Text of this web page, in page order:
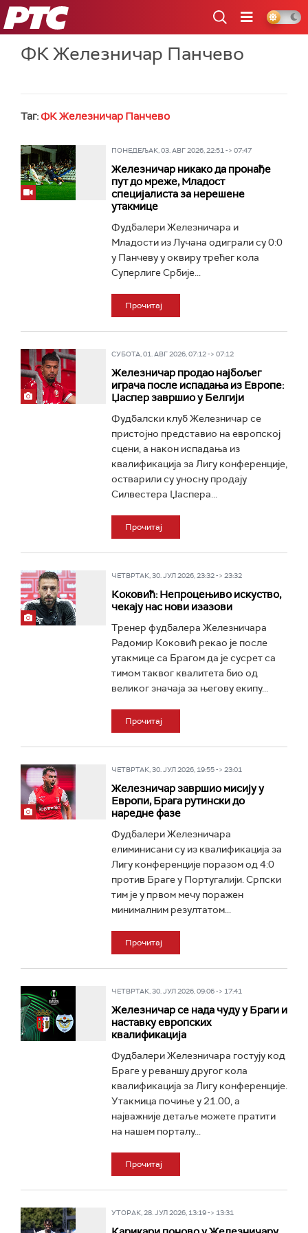
РТС
ФК Железничар Панчево
Таг:ФК Железничар Панчево
ПОНЕДЕЉАК, 03. АВГ 2026, 22:51 -> 07:47
Железничар никако да пронађе
пут до мреже, Младост
специјалиста за нерешене
утакмице
Фудбалери Железничара и
Младости из Лучана одиграли су 0:0
у Панчеву у оквиру трећег кола
Суперлиге Србије...
Прочитај
СУБОТА, 01. АВГ 2026, 07:12 -> 07:12
Железничар продао најбољег
играча после испадања из Европе:
Џаспер завршио у Белгији
Фудбалски клуб Железничар се
пристојно представио на европској
сцени, а након испадања из
квалификација за Лигу конференције,
остварили су уносну продају
Силвестера Џаспера...
Прочитај
ЧЕТВРТАК, 30. ЈУЛ 2026, 23:32 -> 23:32
Коковић: Непроцењиво искуство,
чекају нас нови изазови
Тренер фудбалера Железничара
Радомир Коковић рекао је после
утакмице са Брагом да је сусрет са
тимом таквог квалитета био од
великог значаја за његову екипу...
Прочитај
ЧЕТВРТАК, 30. ЈУЛ 2026, 19:55 -> 23:01
Железничар завршио мисију у
Европи, Брага рутински до
наредне фазе
Фудбалери Железничара
елиминисани су из квалификација за
Лигу конференције поразом од 4:0
против Браге у Португалији. Српски
тим је у првом мечу поражен
минималним резултатом...
Прочитај
ЧЕТВРТАК, 30. ЈУЛ 2026, 09:06 -> 17:41
Железничар се нада чуду у Браги и
наставку европских
квалификација
Фудбалери Железничара гостују код
Браге у реваншу другог кола
квалификација за Лигу конференције.
Утакмица почиње у 21.00, а
најважније детаље можете пратити
на нашем порталу...
Прочитај
УТОРАК, 28. ЈУЛ 2026, 13:19 -> 13:31